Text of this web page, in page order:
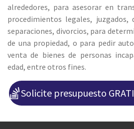
alrededores, para asesorar en
procedimientos legales, juzgados,
separaciones, divorcios, para
de una propiedad, o para pedir
venta de bienes de personas
edad, entre otros fines.
Solicite presupuesto